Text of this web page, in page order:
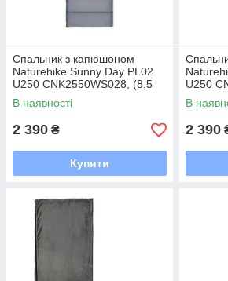
Спальник з капюшоном
Naturehike Sunny Day PL02
U250 CNK2550WS028, (8,5
°C), лівий, блакитно-синій
В наявності
2 390 ₴
Купити
U250
°C)
В
2 390